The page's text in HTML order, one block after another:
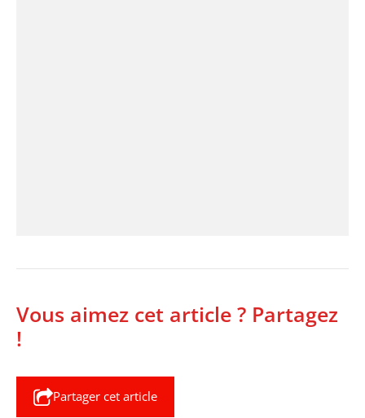
Vous aimez cet article ? Partagez
!
Partager cet article